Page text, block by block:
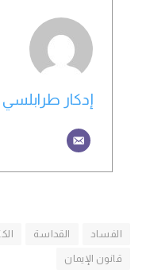
إدكار طرابلسي
الفساد القداسة
قانون الإيمان